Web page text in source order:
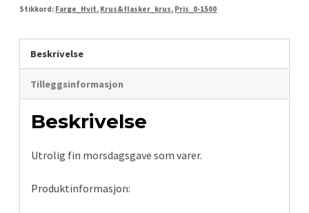
Stikkord: Farge_Hvit, Krus&flasker_krus, Pris_0-1500
Beskrivelse
Tilleggsinformasjon
Beskrivelse
Utrolig fin morsdagsgave som varer.
Produktinformasjon: